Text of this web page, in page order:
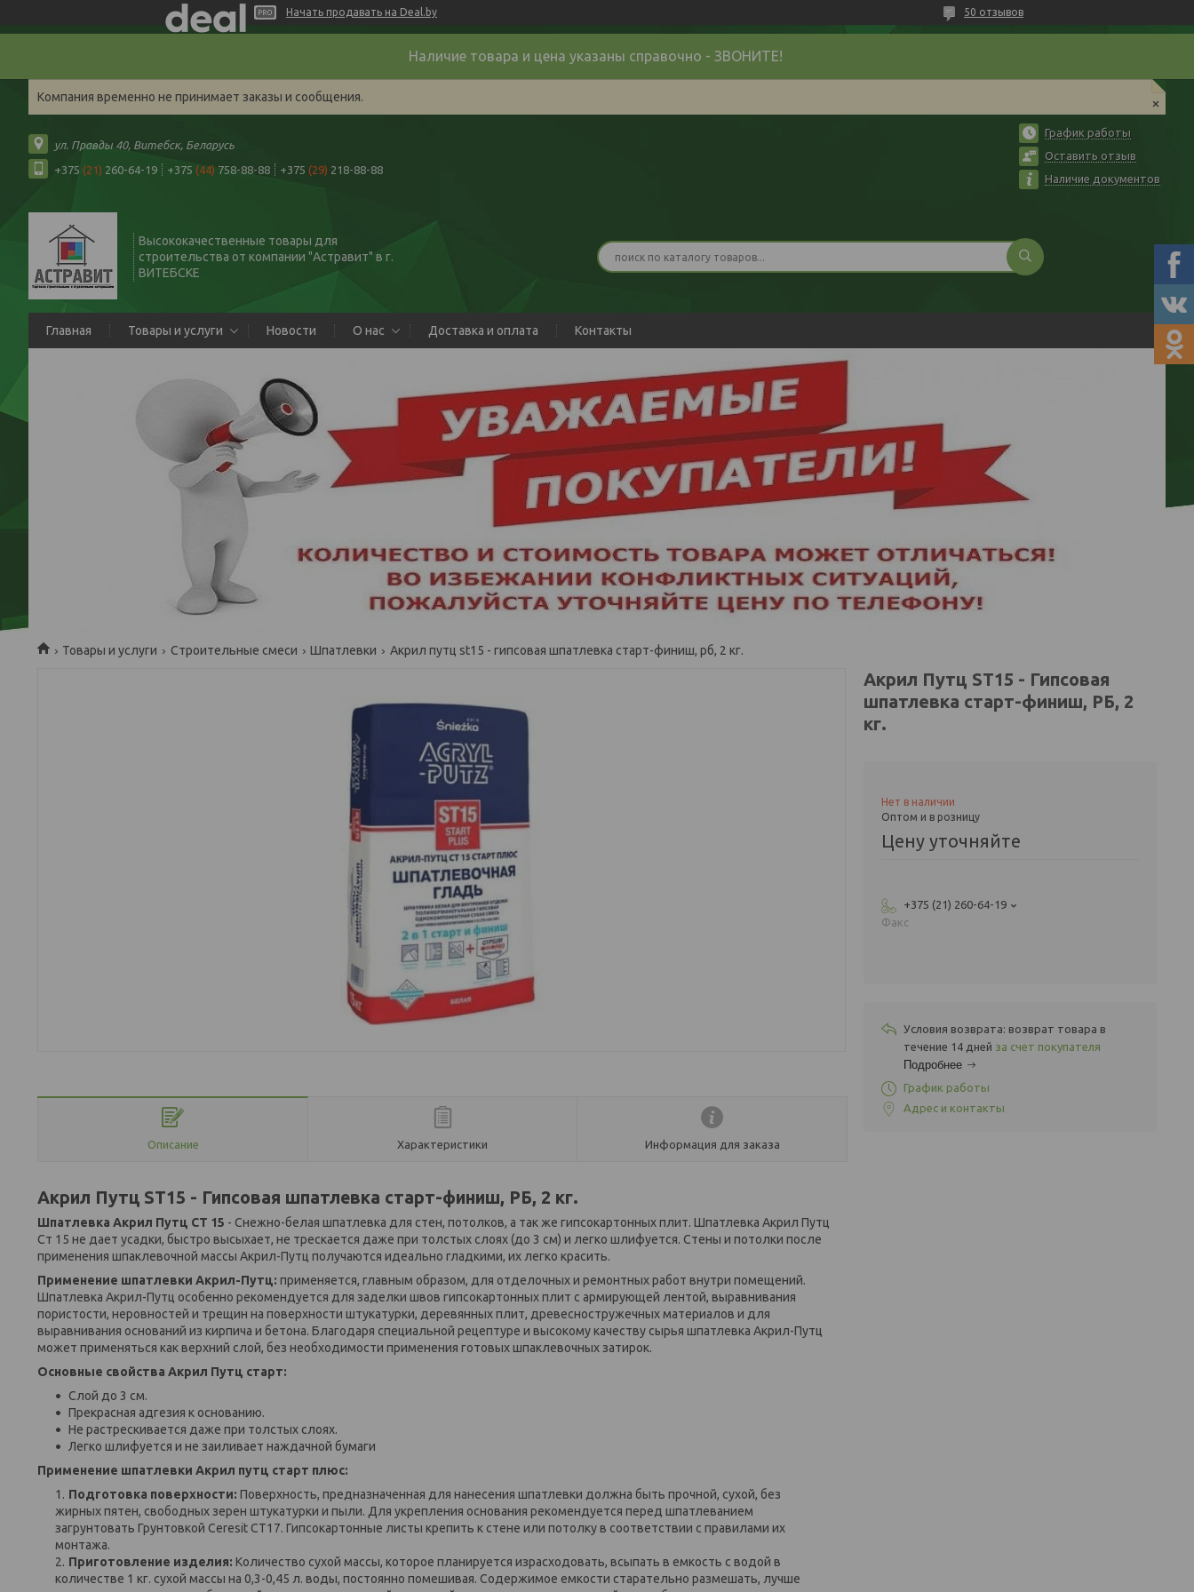
Начать продавать на Deal.by 50 отзывов
Наличие товара и цена указаны справочно - ЗВОНИТЕ!
Компания временно не принимает заказы и сообщения.
ул. Правды 40, Витебск, Беларусь
+375 (21) 260-64-19 +375 (44) 758-88-88 +375 (29) 218-88-88
График работы
Оставить отзыв
Наличие документов
Высококачественные товары для
строительства от компании "Астравит" в г.
ВИТЕБСКЕ
Главная Товары и услуги Новости О нас Доставка и оплата Контакты
Товары и услуги Строительные смеси Шпатлевки Акрил путц st15 - гипсовая шпатлевка старт-финиш, рб, 2 кг.
Описание Характеристики Информация для заказа
Акрил Путц ST15 - Гипсовая шпатлевка старт-финиш, РБ, 2 кг.
Шпатлевка Акрил Путц СТ 15 - Снежно-белая шпатлевка для стен, потолков, а так же гипсокартонных плит. Шпатлевка Акрил Путц
Ст 15 не дает усадки, быстро высыхает, не трескается даже при толстых слоях (до 3 см) и легко шлифуется. Стены и потолки после
применения шпаклевочной массы Акрил-Путц получаются идеально гладкими, их легко красить.
Применение шпатлевки Акрил-Путц: применяется, главным образом, для отделочных и ремонтных работ внутри помещений.
Шпатлевка Акрил-Путц особенно рекомендуется для заделки швов гипсокартонных плит с армирующей лентой, выравнивания
пористости, неровностей и трещин на поверхности штукатурки, деревянных плит, древесностружечных материалов и для
выравнивания оснований из кирпича и бетона. Благодаря специальной рецептуре и высокому качеству сырья шпатлевка Акрил-Путц
может применяться как верхний слой, без необходимости применения готовых шпаклевочных затирок.
Основные свойства Акрил Путц старт:
Слой до 3 см.
Прекрасная адгезия к основанию.
Не растрескивается даже при толстых слоях.
Легко шлифуется и не заиливает наждачной бумаги
Применение шпатлевки Акрил путц старт плюс:
Подготовка поверхности: Поверхность, предназначенная для нанесения шпатлевки должна быть прочной, сухой, без
жирных пятен, свободных зерен штукатурки и пыли. Для укрепления основания рекомендуется перед шпатлеванием
загрунтовать Грунтовкой Ceresit CT17. Гипсокартонные листы крепить к стене или потолку в соответствии с правилами их
монтажа.
Приготовление изделия: Количество сухой массы, которое планируется израсходовать, всыпать в емкость с водой в
количестве 1 кг. сухой массы на 0,3-0,45 л. воды, постоянно помешивая. Содержимое емкости старательно размешать, лучше
Акрил Путц ST15 - Гипсовая
шпатлевка старт-финиш, РБ, 2
кг.
Нет в наличии
Оптом и в розницу
Цену уточняйте
+375 (21) 260-64-19
Факс
возврат товара в
течение 14 дней за счет покупателя
Подробнее
График работы
Адрес и контакты